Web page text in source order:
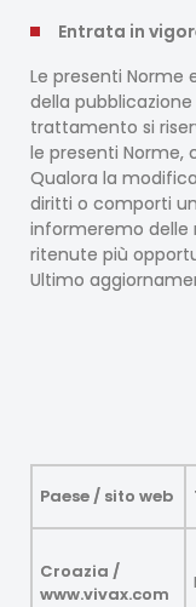
Entrata in
Le presenti
della pubblicazione
trattamento si
le presenti Norme,
Qualora la
diritti o comporti un
informeremo
ritenute più
Ultimo
Paese / sito web
Croazia /
www.vivax.com